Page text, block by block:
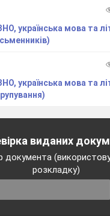
українська мова та
українська мова та
виданих
документа
розкладку)